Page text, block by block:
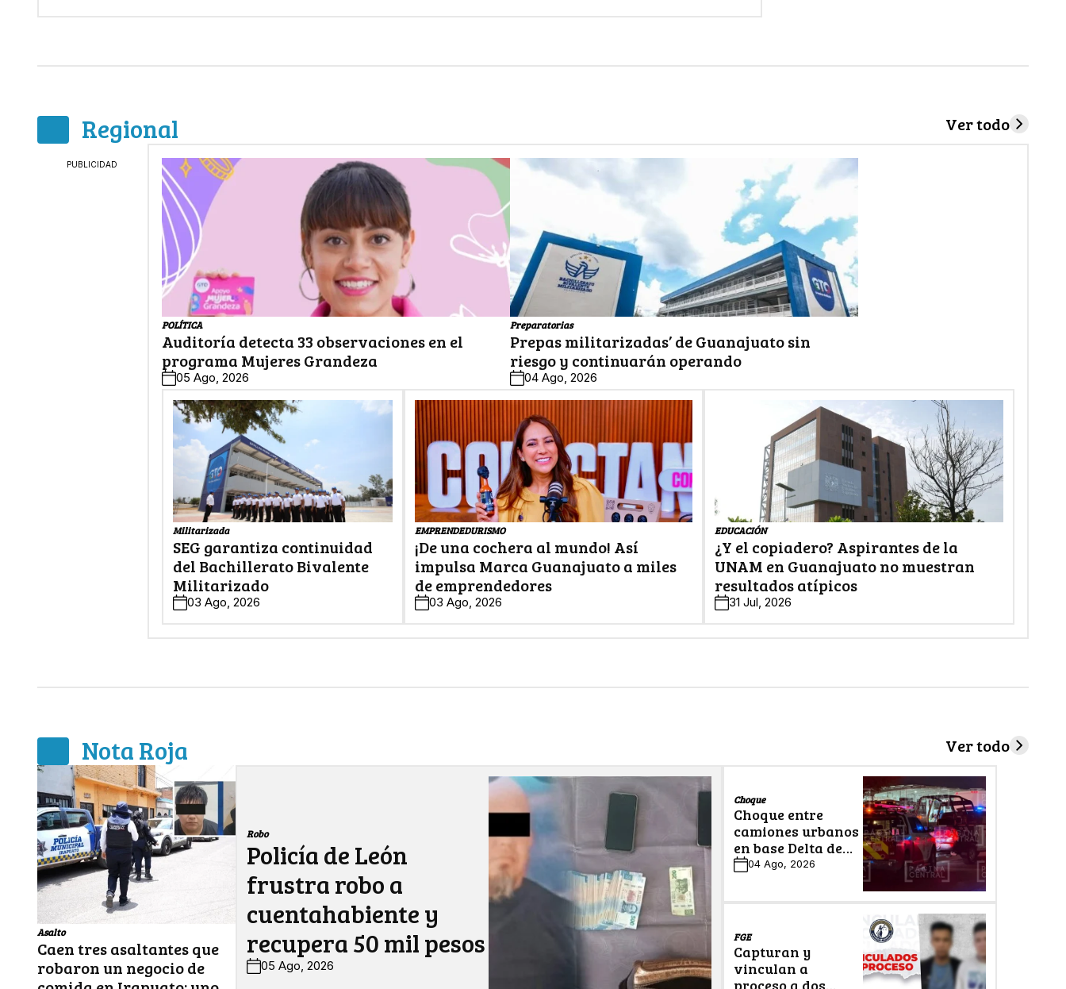
Regional Ver todo
POLÍTICA
Auditoría detecta 33 observaciones en el
programa Mujeres Grandeza
05 Ago, 2026
Preparatorias
Prepas militarizadas’ de Guanajuato sin
riesgo y continuarán operando
04 Ago, 2026
Militarizada
SEG garantiza continuidad
del Bachillerato Bivalente
Militarizado
03 Ago, 2026
EMPRENDEDURISMO
¡De una cochera al mundo! Así
impulsa Marca Guanajuato a miles
de emprendedores
03 Ago, 2026
EDUCACIÓN
¿Y el copiadero? Aspirantes de la
UNAM en Guanajuato no muestran
resultados atípicos
31 Jul, 2026
PUBLICIDAD
Nota Roja Ver todo
Asalto
Caen tres asaltantes que
robaron un negocio de
Robo
Policía de León
frustra robo a
cuentahabiente y
recupera 50 mil pesos
05 Ago, 2026
Choque
Choque entre
camiones urbanos
en base Delta de
León deja cinco
04 Ago, 2026
FGE
Capturan y
vinculan a
proceso a dos